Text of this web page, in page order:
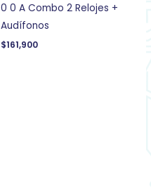
0 0 A Combo 2 Relojes +
Audífonos
$161,900